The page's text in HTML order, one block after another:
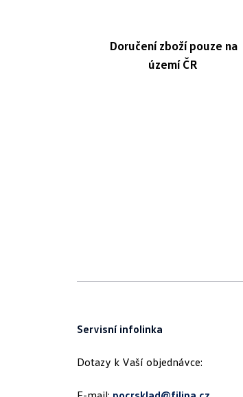
Doručení zboží pouze na
území ČR
Servisní infolinka
Dotazy k Vaší objednávce: